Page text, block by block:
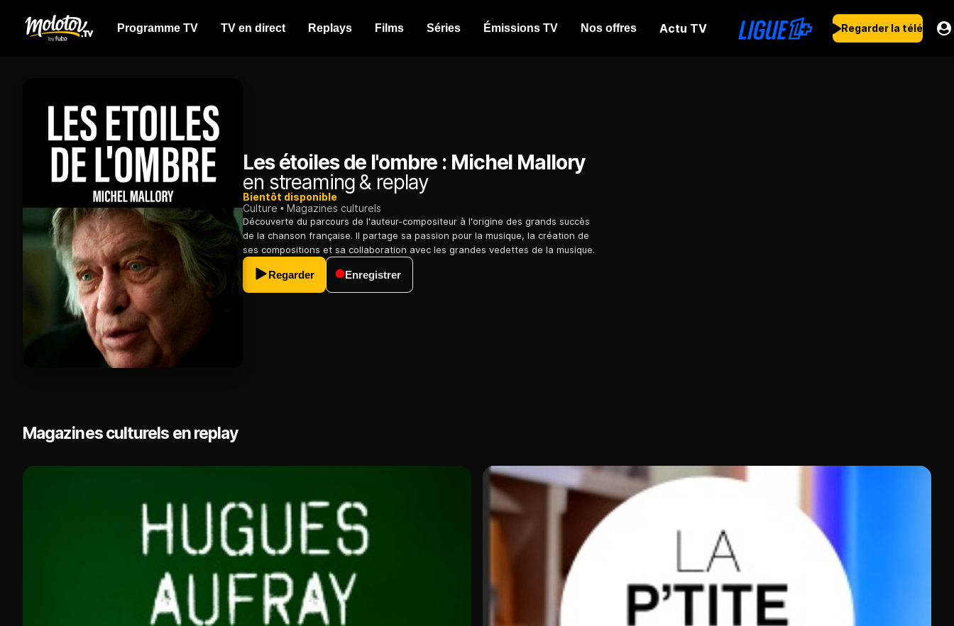
Programme TV TV en direct Replays Films Séries Émissions TV Nos offres Actu TV Regarder la télé
Les étoiles de l'ombre : Michel Mallory
en streaming & replay
Bientôt disponible
Culture
Magazines culturels
Découverte du parcours de l'auteur-compositeur à l'origine des grands succès
de la chanson française. Il partage sa passion pour la musique, la création de
ses compositions et sa collaboration avec les grandes vedettes de la musique.
Regarder Enregistrer
Magazines culturels en replay